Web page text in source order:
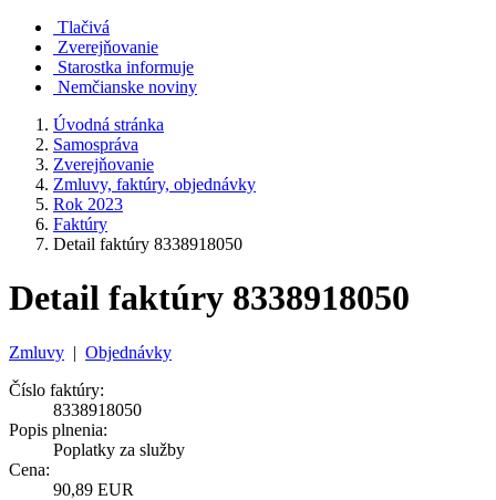
Tlačivá
Zverejňovanie
Starostka informuje
Nemčianske noviny
Úvodná stránka
Samospráva
Zverejňovanie
Zmluvy, faktúry, objednávky
Rok 2023
Faktúry
Detail faktúry 8338918050
Detail faktúry 8338918050
Zmluvy | Objednávky
Číslo faktúry:
8338918050
Popis plnenia:
Poplatky za služby
Cena:
90,89 EUR